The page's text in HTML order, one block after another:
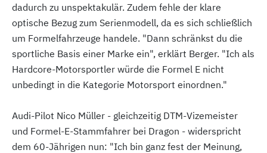
dadurch zu unspektakulär. Zudem fehle der klare
optische Bezug zum Serienmodell, da es sich schließlich
um Formelfahrzeuge handele. "Dann schränkst du die
sportliche Basis einer Marke ein", erklärt Berger. "Ich als
Hardcore-Motorsportler würde die Formel E nicht
unbedingt in die Kategorie Motorsport einordnen."
Audi-Pilot Nico Müller - gleichzeitig DTM-Vizemeister
und Formel-E-Stammfahrer bei Dragon - widerspricht
dem 60-Jährigen nun: "Ich bin ganz fest der Meinung,